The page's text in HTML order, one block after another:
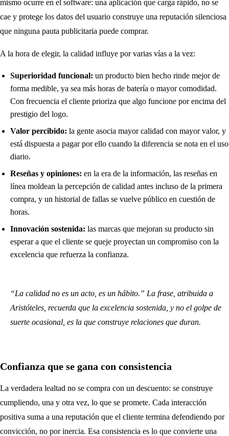
mismo ocurre en el software: una aplicación que carga rápido, no se
cae y protege los datos del usuario construye una reputación silenciosa
que ninguna pauta publicitaria puede comprar.
A la hora de elegir, la calidad influye por varias vías a la vez:
Superioridad funcional: un producto bien hecho rinde mejor de
forma medible, ya sea más horas de batería o mayor comodidad.
Con frecuencia el cliente prioriza que algo funcione por encima del
prestigio del logo.
Valor percibido: la gente asocia mayor calidad con mayor valor, y
está dispuesta a pagar por ello cuando la diferencia se nota en el uso
diario.
Reseñas y opiniones: en la era de la información, las reseñas en
línea moldean la percepción de calidad antes incluso de la primera
compra, y un historial de fallas se vuelve público en cuestión de
horas.
Innovación sostenida: las marcas que mejoran su producto sin
esperar a que el cliente se queje proyectan un compromiso con la
excelencia que refuerza la confianza.
“La calidad no es un acto, es un hábito.” La frase, atribuida a
Aristóteles, recuerda que la excelencia sostenida, y no el golpe de
suerte ocasional, es la que construye relaciones que duran.
Confianza que se gana con consistencia
La verdadera lealtad no se compra con un descuento: se construye
cumpliendo, una y otra vez, lo que se promete. Cada interacción
positiva suma a una reputación que el cliente termina defendiendo por
convicción, no por inercia. Esa consistencia es lo que convierte una